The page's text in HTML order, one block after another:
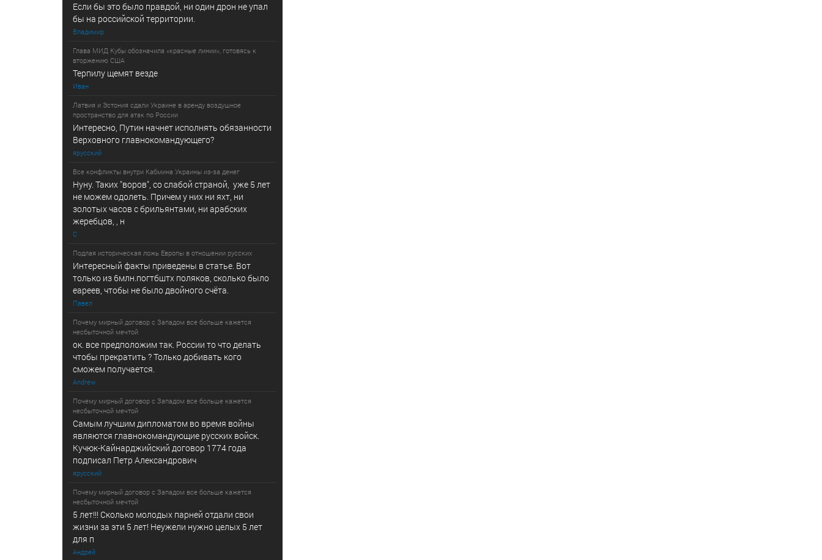
Если бы это было правдой, ни один дрон не упал
бы на российской территории.
Владимир
Глава МИД Кубы обозначила «красные линии», готовясь к
вторжению США
Терпилу щемят везде
Иван
Латвия и Эстония сдали Украине в аренду воздушное
пространство для атак по России
Интересно, Путин начнет исполнять обязанности
Верховного главнокомандующего?
ярусский
Все конфликты внутри Кабмина Украины из-за денег
Нуну. Таких "воров", со слабой страной, уже 5 лет
не можем одолеть. Причем у них ни яхт, ни
золотых часов с брильянтами, ни арабских
жеребцов, , н
С
Подлая историческая ложь Европы в отношении русских
Интересный факты приведены в статье. Вот
только из 6млн.погтбштх поляков, сколько было
еареев, чтобы не было двойного счёта.
Павел
Почему мирный договор с Западом все больше кажется
несбыточной мечтой
ок. все предположим так. России то что делать
чтобы прекратить ? Только добивать кого
сможем получается.
Andrew
Почему мирный договор с Западом все больше кажется
несбыточной мечтой
Самым лучшим дипломатом во время войны
являются главнокомандующие русских войск.
Кучюк-Кайнарджийский договор 1774 года
подписал Петр Александрович
ярусский
Почему мирный договор с Западом все больше кажется
несбыточной мечтой
5 лет!!! Сколько молодых парней отдали свои
жизни за эти 5 лет! Неужели нужно целых 5 лет
для п
Андрей